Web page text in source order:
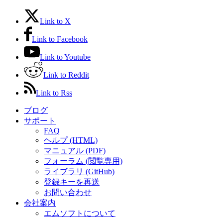
Link to X
Link to Facebook
Link to Youtube
Link to Reddit
Link to Rss
ブログ
サポート
FAQ
ヘルプ (HTML)
マニュアル (PDF)
フォーラム (閲覧専用)
ライブラリ (GitHub)
登録キーを再送
お問い合わせ
会社案内
エムソフトについて